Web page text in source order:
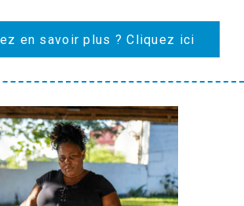
en savoir plus ? Cliquez ici